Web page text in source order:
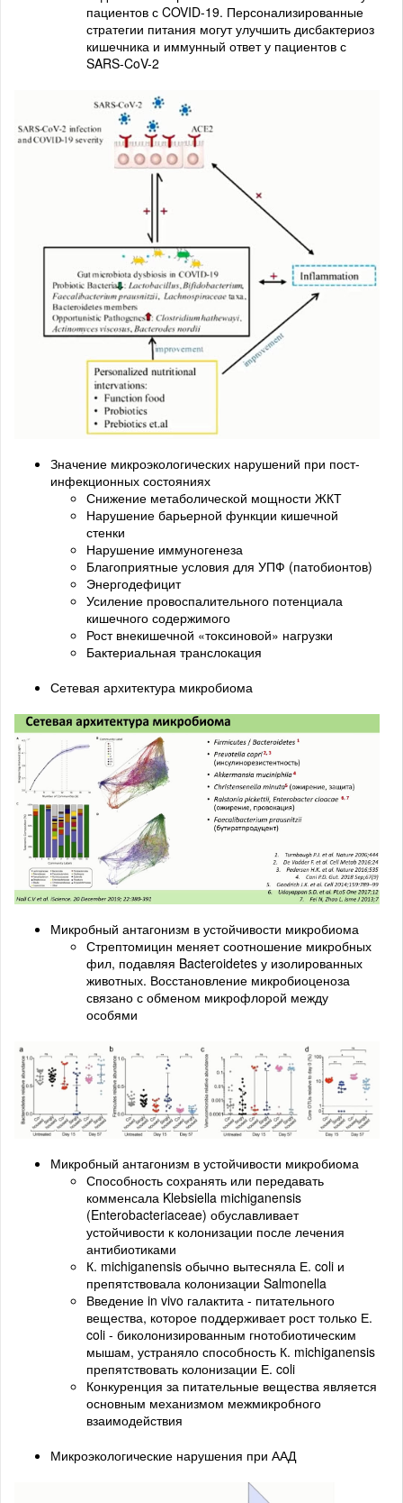
пациентов с COVID-19. Персонализированные
стратегии питания могут улучшить дисбактериоз
кишечника и иммунный ответ у пациентов с
SARS-CoV-2
Значение микроэкологических нарушений при пост-
инфекционных состояниях
Снижение метаболической мощности ЖКТ
Нарушение барьерной функции кишечной
стенки
Нарушение иммуногенеза
Благоприятные условия для УПФ (патобионтов)
Энергодефицит
Усиление провоспалительного потенциала
кишечного содержимого
Рост внекишечной «токсиновой» нагрузки
Бактериальная транслокация
Сетевая архитектура микробиома
Микробный антагонизм в устойчивости микробиома
Стрептомицин меняет соотношение микробных
фил, подавляя Bacteroidetes у изолированных
животных. Восстановление микробиоценоза
связано с обменом микрофлорой между
особями
Микробный антагонизм в устойчивости микробиома
Способность сохранять или передавать
комменсала Klebsiella michiganensis
(Enterobacteriaceae) обуславливает
устойчивости к колонизации после лечения
антибиотиками
К. michiganensis обычно вытесняла Е. coli и
препятствовала колонизации Salmonella
Введение in vivo галактита - питательного
вещества, которое поддерживает рост только Е.
coli - биколонизированным гнотобиотическим
мышам, устраняло способность К. michiganensis
препятствовать колонизации Е. coli
Конкуренция за питательные вещества является
основным механизмом межмикробного
взаимодействия
Микроэкологические нарушения при ААД